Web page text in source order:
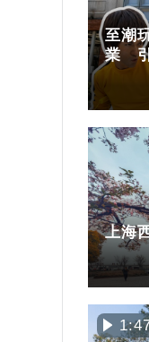
至潮
業 引
上海